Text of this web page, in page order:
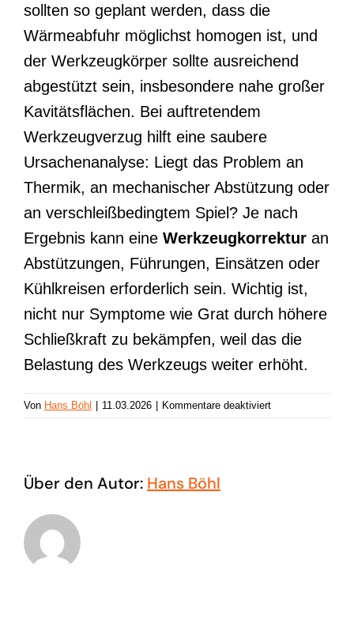
sollten so geplant werden, dass die
Wärmeabfuhr möglichst homogen ist, und
der Werkzeugkörper sollte ausreichend
abgestützt sein, insbesondere nahe großer
Kavitätsflächen. Bei auftretendem
Werkzeugverzug hilft eine saubere
Ursachenanalyse: Liegt das Problem an
Thermik, an mechanischer Abstützung oder
an verschleißbedingtem Spiel? Je nach
Ergebnis kann eine Werkzeugkorrektur an
Abstützungen, Führungen, Einsätzen oder
Kühlkreisen erforderlich sein. Wichtig ist,
nicht nur Symptome wie Grat durch höhere
Schließkraft zu bekämpfen, weil das die
Belastung des Werkzeugs weiter erhöht.
Von Hans Böhl | 11.03.2026 | Kommentare deaktiviertfür
Über den Autor: Hans Böhl